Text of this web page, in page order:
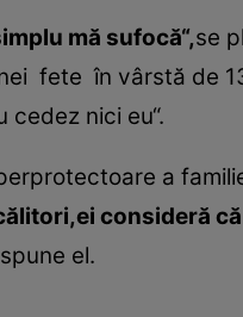
mă sufocă“,se
fete în vârstă de
nici eu“.
a
consideră
el.